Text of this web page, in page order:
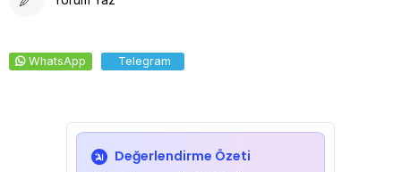
WhatsApp Telegram
Değerlendirme Özeti